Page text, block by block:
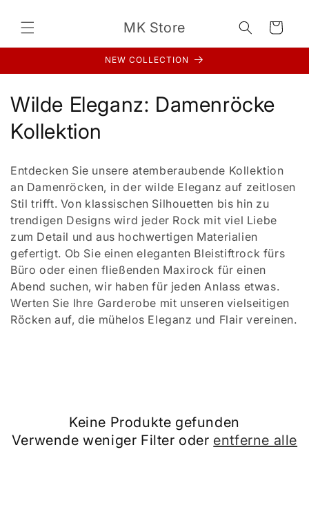
Inhalt
MK Store Warenkorb
NEW COLLECTION
K
a
e
g
o
r
i
e
Wilde Eleganz: Damenröcke
Kollektion
Entdecken Sie unsere atemberaubende Kollektion
an Damenröcken, in der wilde Eleganz auf zeitlosen
Stil trifft. Von klassischen Silhouetten bis hin zu
trendigen Designs wird jeder Rock mit viel Liebe
zum Detail und aus hochwertigen Materialien
gefertigt. Ob Sie einen eleganten Bleistiftrock fürs
Büro oder einen fließenden Maxirock für einen
Abend suchen, wir haben für jeden Anlass etwas.
Werten Sie Ihre Garderobe mit unseren vielseitigen
Röcken auf, die mühelos Eleganz und Flair vereinen.
Keine Produkte gefunden
Verwende weniger Filter oder entferne alle